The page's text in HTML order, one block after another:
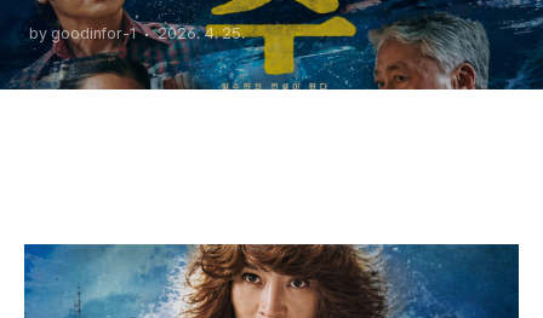
by goodinfor-1 2026. 4. 25.